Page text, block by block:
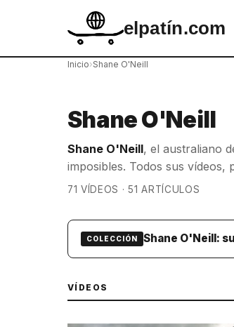
elpatín.com
Inicio›Shane O'Neill
Shane O'Neill
Shane O'Neill, el australiano
imposibles. Todos sus vídeos,
71 VÍDEOS · 51 ARTÍCULOS
COLECCIÓN Shane O'Neill:
VÍDEOS